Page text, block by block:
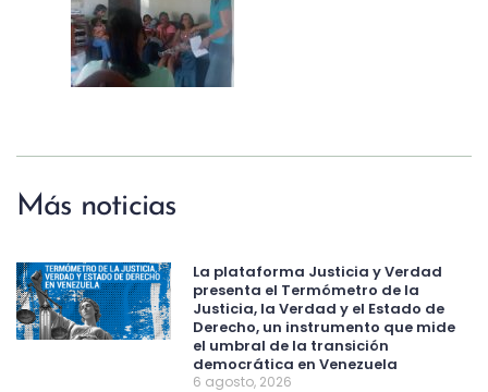
Más noticias
La plataforma Justicia y Verdad
presenta el Termómetro de la
Justicia, la Verdad y el Estado de
Derecho, un instrumento que mide
el umbral de la transición
democrática en Venezuela
6 agosto, 2026